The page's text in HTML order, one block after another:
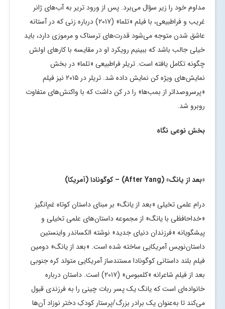
مداوم خود را زیر سؤال می‌برد. پس از ورود تریر به آب‌های ژانر
غریب و فراطبیعی، با فیلم «تلما» (۲۰۱۷) درباره زنی که در آستانه
عاشق شدن متوجه می‌شود قدرت‌های ترسناک و مرموزی دارد، باید
خیلی جالب باشد که ببینیم رویکرد او در مقایسه با کارهای اولش
چگونه تکامل یافته است. تریلر فراطبیعی «تلما» در بخش
نمایش‌های ویژه کن نمایش داده شد. تریلر در ۲۰۱۵ نیز فیلم
«پرسروصداتر از بمب‌ها» را در کن داشت که با واکنش‌های متفاوت
روبرو شد.
بخش نوعی نگاه
«بعد از یانگ» (After Yang) – کوگونادا (آمریکا)
درام علمی تخیلی «بعد از یانگ» بر مبنای داستان کوتاه غم‌انگیز
«خداحافظی با یانگ» از مجموعه داستان‌های علمی تخیلی و
پیشگویانه «فرزندان دنیای جدید» نوشته الکساندر واینستین
داستان‌‌نویس آمریکایی ساخته شده است. «بعد از یانگ» دومین
فیلم بلند داستانی کوگونادا مستندساز آمریکایی متولد کره جنوبی
بعد از فیلم شاعرانه «کلمبوس» (۲۰۱۷) است. داستان درباره
خانواده‌ای است که یانگ یک پسر ربات چینی را به فرزندی قبول
می‌کند تا به‌عنوان یک برادر بزرگ/پرستار کودکِ دختر نوزاد آن‌ها